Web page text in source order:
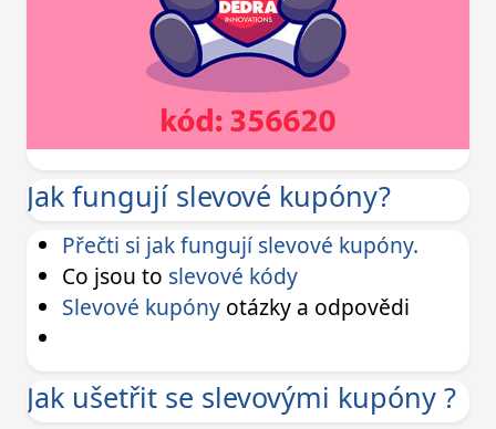
Jak fungují slevové kupóny?
Přečti si jak fungují slevové kupóny.
Co jsou to slevové kódy
Slevové kupóny otázky a odpovědi
Jak ušetřit se slevovými kupóny ?